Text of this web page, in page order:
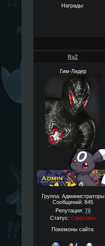
Награды:
RaZ
Гим-Лидер
Группа: Администраторы
Сообщений: 845
Репутация: 76
Статус: Оффлайн
Покемоны сайта: